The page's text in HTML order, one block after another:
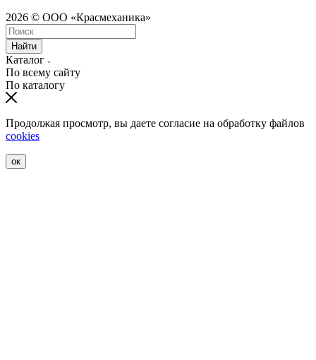
2026 © ООО «Красмеханика»
Найти
Каталог
По всему сайту
По каталогу
Продолжая просмотр, вы даете согласие на обработку файлов
cookies
ок